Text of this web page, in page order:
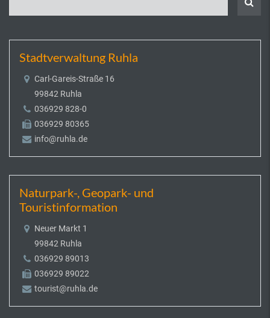
Stadtverwaltung Ruhla
Carl-Gareis-Straße 16
99842 Ruhla
036929 828-0
036929 80365
info@ruhla.de
Naturpark-, Geopark- und
Touristinformation
Neuer Markt 1
99842 Ruhla
036929 89013
036929 89022
tourist@ruhla.de